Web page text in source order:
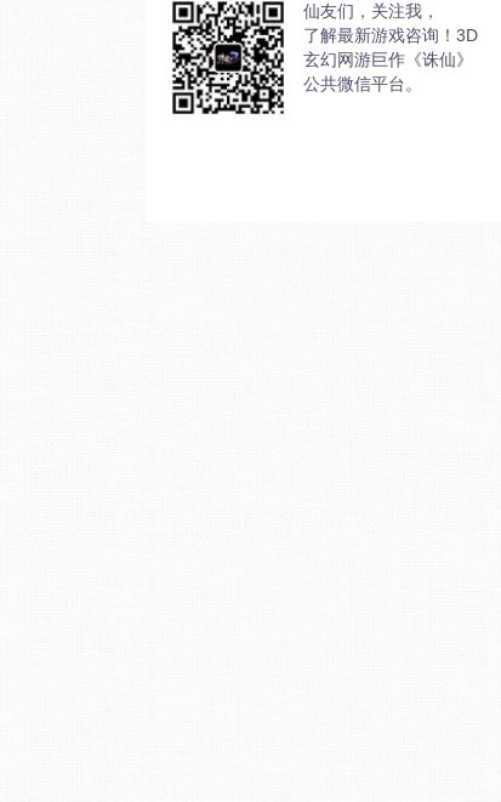
仙友们，关注我，
了解最新游戏咨询！3D
玄幻网游巨作《诛仙》
公共微信平台。